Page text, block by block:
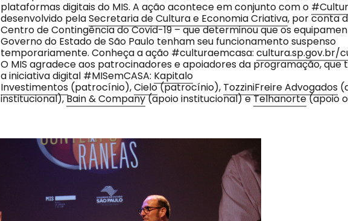
plataformas digitais do MIS. A ação acontece em conjunto com o
desenvolvido pelaSecretaria de Cultura e Economia Criativa, por conta
Centro de Contingência do Covid-19 – que determinou que os
Governo do Estado de São Paulo tenham seu funcionamento suspenso
temporariamente. Conheça a ação #culturaemcasa: cultura.sp.gov.br/
O MIS agradece aos patrocinadores e apoiadores da programação,
a iniciativa digital #MISemCASA: Kapitalo
Investimentos (patrocínio),Cielo(patrocínio), TozziniFreire Advogados
institucional),Bain & Company(apoio institucional) eTelhanorte(apoio